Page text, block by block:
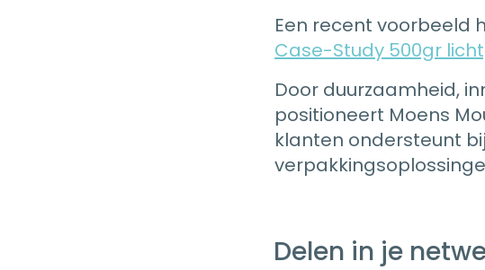
Een recent voorbeeld
Case-Study 500gr
Door duurzaamheid,
positioneert Moens
klanten ondersteunt
Delen in je